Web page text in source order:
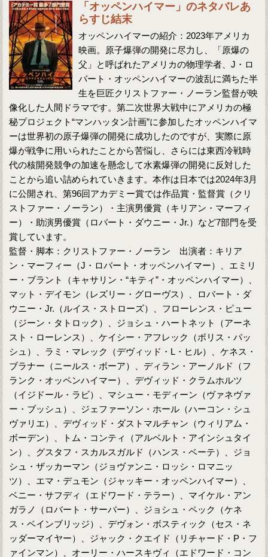
「オッペンハイマー」のネタバレあ
らすじ結末
オッペンハイマーの紹介：2023年アメリカ
映画。原子爆弾の開発に尽力し、「原爆の
父」と呼ばれたアメリカの物理学者、J・ロ
バート・オッペンハイマーの波乱に満ちた半
生を巨匠クリストファー・ノーラン監督が映
像化した人間ドラマです。第二次世界大戦中にアメリカの極
秘プロジェクト“マンハッタン計画”に参加したオッペンハイマ
ーは世界初の原子爆弾の開発に成功したのですが、実際に原
爆が戦争に用いられたことから苦悩し、さらには東西冷戦時
代の核開発競争の加速を懸念して水素爆弾の開発に反対した
ことから追い詰められていきます。本作は日本では2024年3月
に公開され、第96回アカデミー賞では作品賞・監督賞（クリ
ストファー・ノーラン）・主演男優賞（キリアン・マーフィ
ー）・助演男優賞（ロバート・ダウニー・Jr.）など7部門を受
賞しています。
監督・脚本：クリストファー・ノーラン 出演者：キリア
ン・マーフィー（J・ロバート・オッペンハイマー）、エミリ
ー・ブラント（キャサリン・“キティ”・オッペンハイマー）、
マット・デイモン（レズリー・グローヴス）、ロバート・ダ
ウニー・Jr.（ルイス・ストローズ）、フローレンス・ピュー
（ジーン・タトロック）、ジョシュ・ハートネット（アーネ
スト・ローレンス）、ケイシー・アフレック（ボリス・パッ
シュ）、ラミ・マレック（デヴィッド・L・ヒル）、ケネス・
ブラナー（ニールス・ボーア）、ディラン・アーノルド（フ
ランク・オッペンハイマー）、デヴィッド・クラムホルツ
（イジドール・ラビ）、マシュー・モディーン（ヴァネヴァ
ー・ブッシュ）、ジェファーソン・ホール（ハーコン・シュ
ヴァリエ）、デヴィッド・ダストマルチャン（ウィリアム・
ボーデン）、トム・コンティ（アルベルト・アインシュタイ
ン）、グスタフ・スカルスガルド（ハンス・ベーテ）、ジョ
シュ・ザッカーマン（ジョヴァンニ・ロッシ・ロマニッ
ツ）、エマ・デュモン（ジャッキー・オッペンハイマー）、
ベニー・サフディ（エドワード・テラー）、マイケル・アン
ガラノ（ロバート・サーバー）、ジョシュ・ペック（ケネ
ス・ベインブリッジ）、デヴォン・ボスティック（セス・ネ
ッダーマイヤー）、ジャック・クエイド（リチャード・P・フ
ァインマン）、オーリー・ハースキヴィ（エドワード・コン